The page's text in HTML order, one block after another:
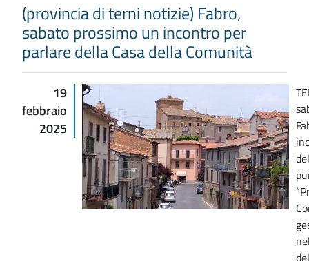
(provincia di terni notizie) Fabro,
sabato prossimo un incontro per
parlare della Casa della Comunità
19
febbraio
2025